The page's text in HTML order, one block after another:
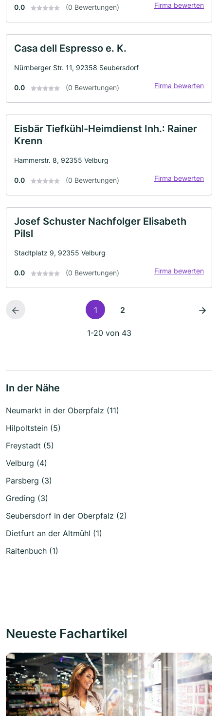
0.0 (0 Bewertungen) Firma bewerten
Casa dell Espresso e. K.
Nürnberger Str. 11, 92358 Seubersdorf
0.0 (0 Bewertungen) Firma bewerten
Eisbär Tiefkühl-Heimdienst Inh.: Rainer
Krenn
Hammerstr. 8, 92355 Velburg
0.0 (0 Bewertungen) Firma bewerten
Josef Schuster Nachfolger Elisabeth
Pilsl
Stadtplatz 9, 92355 Velburg
0.0 (0 Bewertungen) Firma bewerten
1 2
1-20 von 43
In der Nähe
Neumarkt in der Oberpfalz (11)
Hilpoltstein (5)
Freystadt (5)
Velburg (4)
Parsberg (3)
Greding (3)
Seubersdorf in der Oberpfalz (2)
Dietfurt an der Altmühl (1)
Raitenbuch (1)
Neueste Fachartikel